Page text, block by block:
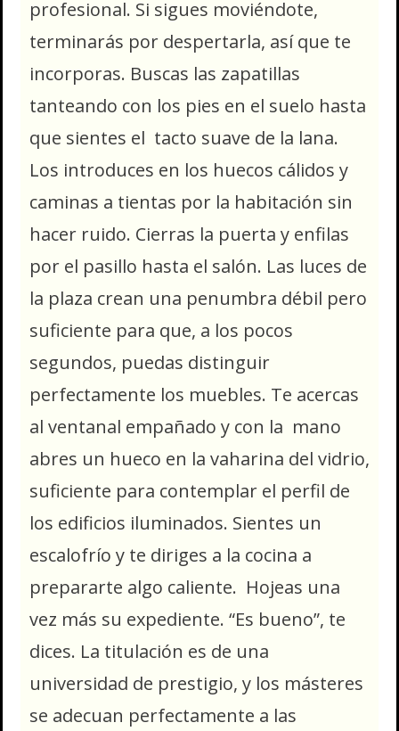
profesional. Si sigues moviéndote,
terminarás por despertarla, así que te
incorporas. Buscas las zapatillas
tanteando con los pies en el suelo hasta
que sientes el tacto suave de la lana.
Los introduces en los huecos cálidos y
caminas a tientas por la habitación sin
hacer ruido. Cierras la puerta y enfilas
por el pasillo hasta el salón. Las luces de
la plaza crean una penumbra débil pero
suficiente para que, a los pocos
segundos, puedas distinguir
perfectamente los muebles. Te acercas
al ventanal empañado y con la mano
abres un hueco en la vaharina del vidrio,
suficiente para contemplar el perfil de
los edificios iluminados. Sientes un
escalofrío y te diriges a la cocina a
prepararte algo caliente. Hojeas una
vez más su expediente. “Es bueno”, te
dices. La titulación es de una
universidad de prestigio, y los másteres
se adecuan perfectamente a las